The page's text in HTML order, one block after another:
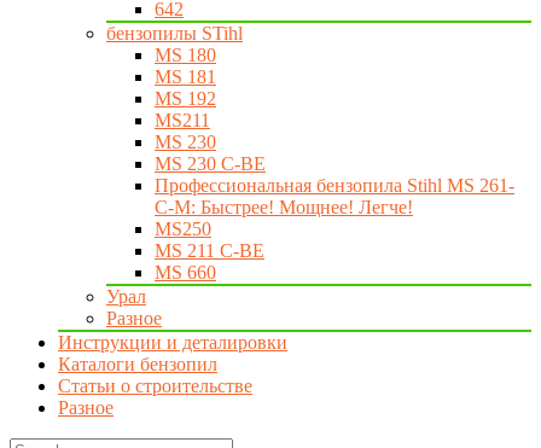
642
бензопилы STihl
MS 180
MS 181
MS 192
MS211
MS 230
MS 230 C-BE
Профессиональная бензопила Stihl MS 261-
C-M: Быстрее! Мощнее! Легче!
MS250
MS 211 C-BE
MS 660
Урал
Разное
Инструкции и деталировки
Каталоги бензопил
Статьи о строительстве
Разное